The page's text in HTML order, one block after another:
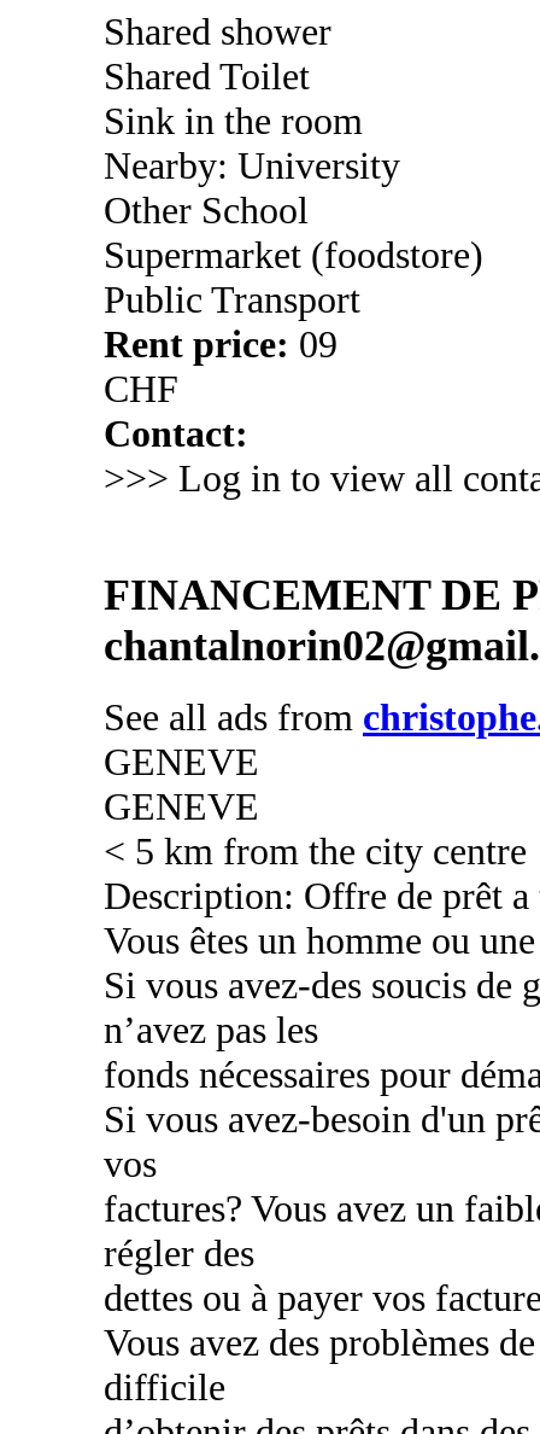
Shared shower
Shared Toilet
Sink in the room
Nearby: University
Other School
Supermarket (foodstore)
Public Transport
Rent price: 09
CHF
Contact:
>>> Log in to view all
FINANCEMENT DE
See all ads from
GENEVE
GENEVE
< 5 km from the city centre
Description: Offre de prêt
Vous êtes un homme ou
Si vous avez-des soucis de
n’avez pas les
fonds nécessaires pour
Si vous avez-besoin d'un
vos
factures? Vous avez un
régler des
dettes ou à payer vos
Vous avez des problèmes
difficile